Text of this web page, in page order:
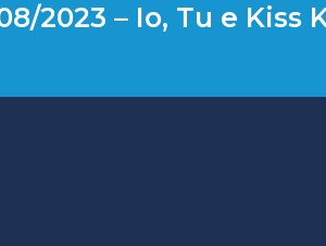
2023 – Io, Tu e Kiss